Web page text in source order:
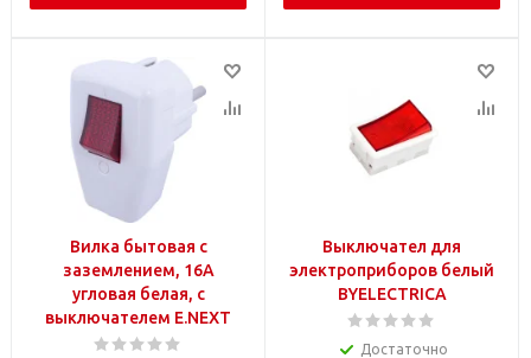
Вилка бытовая с
заземлением, 16А
угловая белая, с
выключателем E.NEXT
Выключател для
электроприборов белый
BYELECTRICA
Достаточно